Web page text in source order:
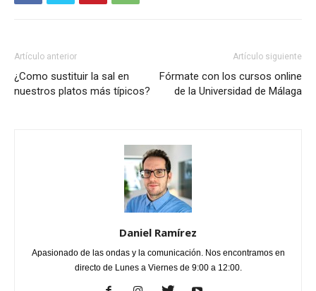
Artículo anterior
¿Como sustituir la sal en
nuestros platos más típicos?
Artículo siguiente
Fórmate con los cursos online
de la Universidad de Málaga
Daniel Ramírez
Apasionado de las ondas y la comunicación. Nos encontramos en
directo de Lunes a Viernes de 9:00 a 12:00.